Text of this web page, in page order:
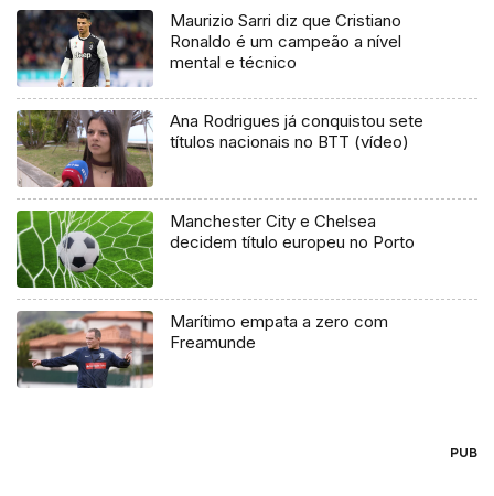
Maurizio Sarri diz que Cristiano
Ronaldo é um campeão a nível
mental e técnico
Ana Rodrigues já conquistou sete
títulos nacionais no BTT (vídeo)
Manchester City e Chelsea
decidem título europeu no Porto
Marítimo empata a zero com
Freamunde
PUB